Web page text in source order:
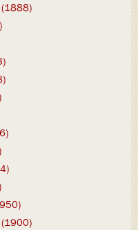
(1888)
(1900)